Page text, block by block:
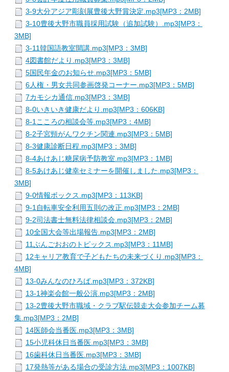
3-9大分アジア彫刻展豊後大野賞決定.mp3[MP3：2MB]
3-10豊後大野市職員採用試験（追加試験）.mp3[MP3：
3MB]
3-11韓国語教室開講.mp3[MP3：3MB]
4図書館だより.mp3[MP3：3MB]
5国民年金のお知らせ.mp3[MP3：5MB]
6人権・男女共同参画啓発コーナー.mp3[MP3：5MB]
7カモシカ通信.mp3[MP3：3MB]
8-0いきいき健康だより.mp3[MP3：606KB]
8-1こころの相談会等.mp3[MP3：4MB]
8-2子宮頸がんワクチン関連.mp3[MP3：5MB]
8-3健康診断日程.mp3[MP3：3MB]
8-4あけあじ糖尿病予防教室.mp3[MP3：1MB]
8-5あけあじ健幸セミナーを開催しました.mp3[MP3：
3MB]
9-0情報ボックス.mp3[MP3：113KB]
9-1自転車安全利用五則の改正.mp3[MP3：2MB]
9-2司法書士無料法律相談会.mp3[MP3：2MB]
10全国大会等出場報告.mp3[MP3：2MB]
11ぶんごおおのトピックス.mp3[MP3：11MB]
12キャリア教育で子どもたちの未来づくり.mp3[MP3：
4MB]
13-0みんなのひろば.mp3[MP3：372KB]
13-1神楽会館一般公演.mp3[MP3：2MB]
13-2豊後大野市職域・クラブ駅伝競走大会参加チーム募
集.mp3[MP3：2MB]
14医師会当番医.mp3[MP3：3MB]
15小児科休日当番医.mp3[MP3：3MB]
16歯科休日当番医.mp3[MP3：3MB]
17発熱等がある場合の受診方法.mp3[MP3：1007KB]